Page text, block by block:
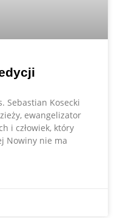
Sebastian Kosecki
ewangelizator
i człowiek, który
Nowiny nie ma